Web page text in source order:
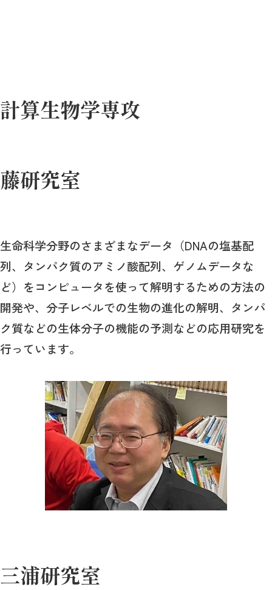
計算生物学専攻
藤研究室
生命科学分野のさまざまなデータ（DNAの塩基配
列、タンパク質のアミノ酸配列、ゲノムデータな
ど）をコンピュータを使って解明するための方法の
開発や、分子レベルでの生物の進化の解明、タンパ
ク質などの生体分子の機能の予測などの応用研究を
行っています。
三浦研究室